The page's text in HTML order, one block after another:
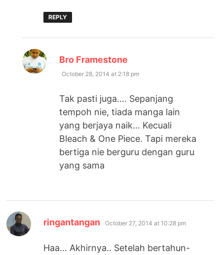
REPLY
Bro Framestone
October 28, 2014 at 2:18 pm
Tak pasti juga…. Sepanjang
tempoh nie, tiada manga lain
yang berjaya naik… Kecuali
Bleach & One Piece. Tapi mereka
bertiga nie berguru dengan guru
yang sama
ringantangan says:
October 27, 2014 at 10:28 pm
Haa… Akhirnya.. Setelah bertahun-